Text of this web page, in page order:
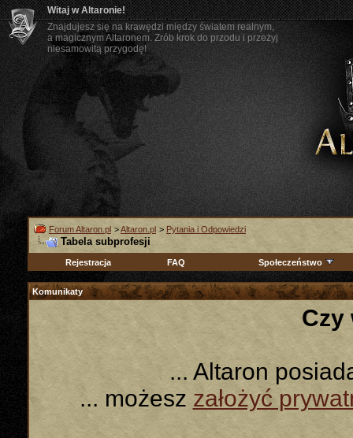
Witaj w Altaronie!
Znajdujesz się na krawędzi między światem realnym,
a magicznym Altaronem. Zrób krok do przodu i przeżyj
niesamowitą przygodę!
Forum Altaron.pl >Altaron.pl > Pytania i Odpowiedzi
Tabela subprofesji
Rejestracja FAQ Społeczeństwo
Komunikaty
Czy
... Altaron
... możeszzałożyć